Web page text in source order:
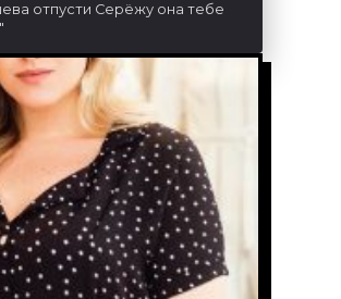
отпусти Серёжу она тебе